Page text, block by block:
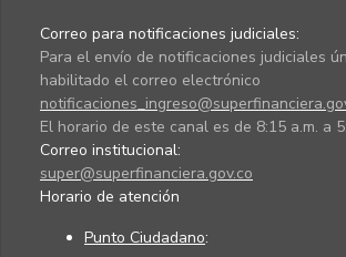
Correo para notificaciones judiciales:
Para el envío de notificaciones judiciales
habilitado el correo electrónico
El horario de este canal es de 8:15 a.m. a
Correo institucional:
super@superfinanciera.gov.co
Horario de atención
Punto Ciudadano: